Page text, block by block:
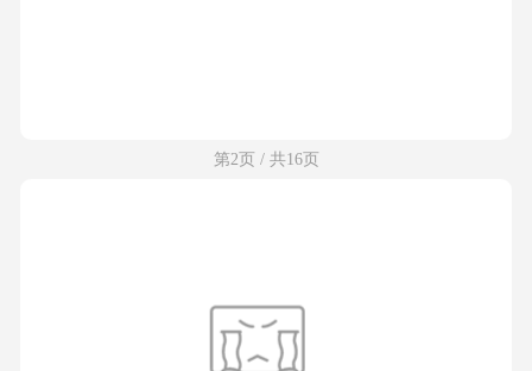
第2页 / 共16页